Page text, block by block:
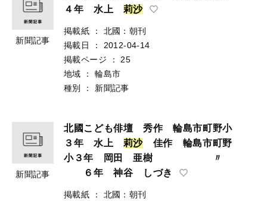
新聞記事
４年 水上 莉沙
掲載紙 ：
北國：朝刊
掲載日
：
2012-04-14
掲載ページ
：
25
地域
：
輪島市
種別
： 新聞記事
新聞記事
北國こども俳壇 秀作 輪島市町野小
３年 水上 莉沙 佳作 輪島市町野
小３年 岡田 亜樹 〃
６年 神谷 しづき
掲載紙 ：
北國：朝刊